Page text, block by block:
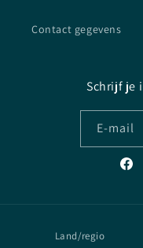
Contact gegevens
Schrijf je
E‑mail
Land/regio